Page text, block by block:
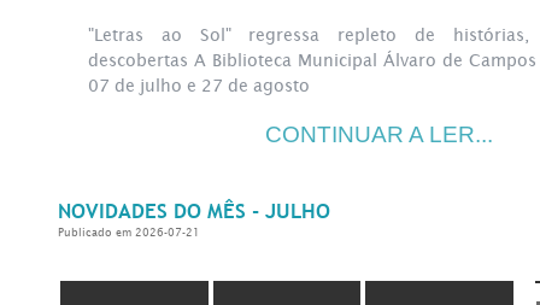
"Letras ao Sol" regressa repleto de histórias,
descobertas A Biblioteca Municipal Álvaro de
07 de julho e 27 de agosto
CONTINUAR A LER...
NOVIDADES DO MÊS - JULHO
Publicado em 2026-07-21